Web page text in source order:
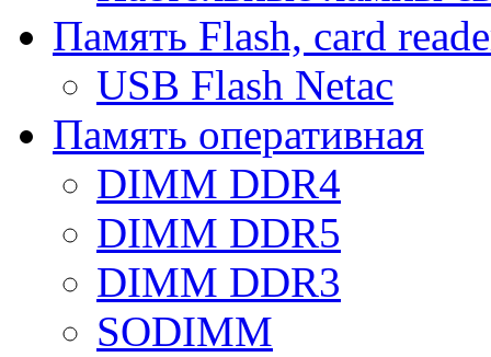
Память Flash, card
USB Flash Netac
Память оперативная
DIMM DDR4
DIMM DDR5
DIMM DDR3
SODIMM